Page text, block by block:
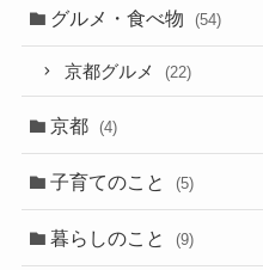
グルメ・食べ物 (54)
京都グルメ (22)
京都 (4)
子育てのこと (5)
暮らしのこと (9)